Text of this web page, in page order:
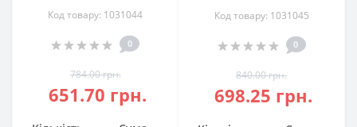
Код товару: 1031044
0
784.00 грн.
651.70 грн.
Код товару: 1031045
0
840.00 грн.
698.25 грн.